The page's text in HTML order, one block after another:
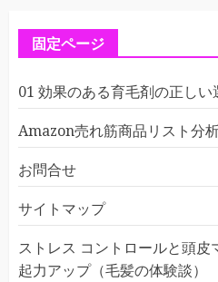
固定ページ
01 効果のある育毛剤の正しい
Amazon売れ筋商品リスト分
お問合せ
サイトマップ
ストレス コントロールと頭
起力アップ（毛髪の体験談）